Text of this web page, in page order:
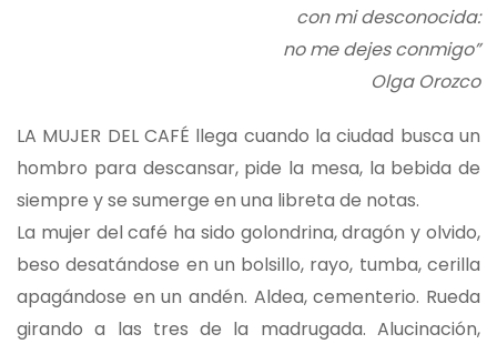
con mi desconocida:
no me dejes conmigo”
Olga Orozco
LA MUJER DEL CAFÉ llega cuando la ciudad busca un
hombro para descansar, pide la mesa, la bebida de
siempre y se sumerge en una libreta de notas.
La mujer del café ha sido golondrina, dragón y olvido,
beso desatándose en un bolsillo, rayo, tumba, cerilla
apagándose en un andén. Aldea, cementerio. Rueda
girando a las tres de la madrugada. Alucinación,